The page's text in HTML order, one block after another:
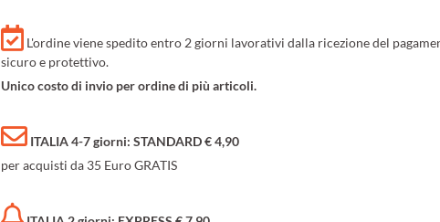
L'ordine viene spedito entro 2 giorni lavorativi dalla ricezione del
sicuro e protettivo.
Unico costo di invio per ordine di più articoli.
ITALIA 4-7 giorni: STANDARD € 4,90
per acquisti da 35 Euro GRATIS